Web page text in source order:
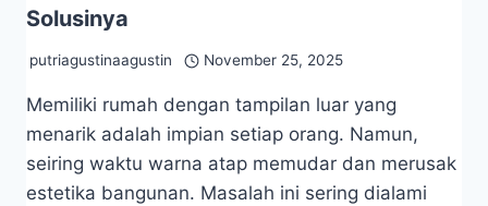
Solusinya
putriagustinaagustin November 25, 2025
Memiliki rumah dengan tampilan luar yang
menarik adalah impian setiap orang. Namun,
seiring waktu warna atap memudar dan merusak
estetika bangunan. Masalah ini sering dialami